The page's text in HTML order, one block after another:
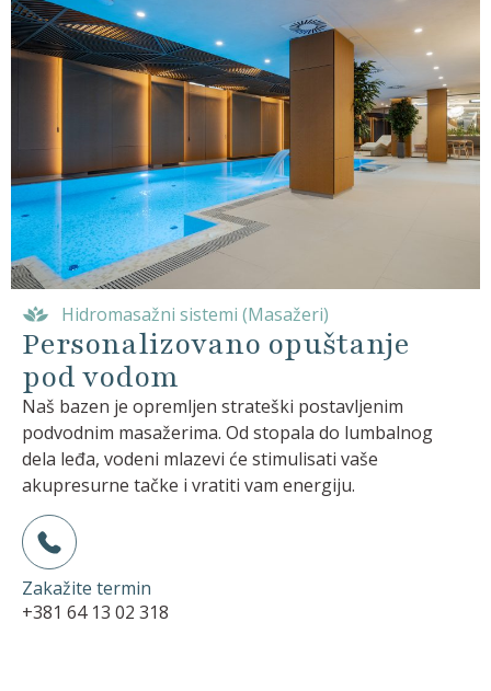
Hidromasažni sistemi (Masažeri)
Personalizovano opuštanje
pod vodom
Naš bazen je opremljen strateški postavljenim
podvodnim masažerima. Od stopala do lumbalnog
dela leđa, vodeni mlazevi će stimulisati vaše
akupresurne tačke i vratiti vam energiju.
Zakažite termin
+381 64 13 02 318